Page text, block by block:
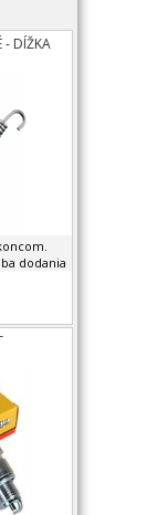
- DÍŽKA
dodania